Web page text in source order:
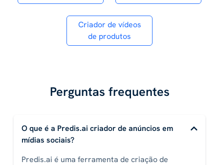
Criador de vídeos
de produtos
Perguntas frequentes
O que é a Predis.ai criador de anúncios em
mídias sociais?
Predis.ai é uma ferramenta de criação de